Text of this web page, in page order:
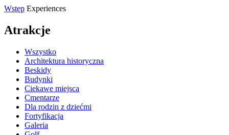
Wstęp Experiences
Atrakcje
Wszystko
Architektura historyczna
Beskidy
Budynki
Ciekawe miejsca
Cmentarze
Dla rodzin z dziećmi
Fortyfikacja
Galeria